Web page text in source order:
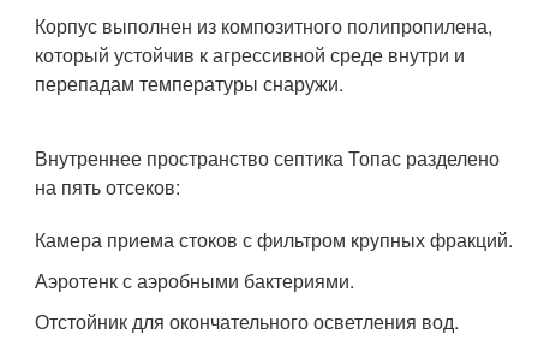
Корпус выполнен из композитного полипропилена,
который устойчив к агрессивной среде внутри и
перепадам температуры снаружи.
Внутреннее пространство септика Топас разделено
на пять отсеков:
Камера приема стоков с фильтром крупных фракций.
Аэротенк с аэробными бактериями.
Отстойник для окончательного осветления вод.